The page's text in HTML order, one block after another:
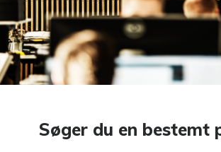
‘Student
Experience’
StudentCenter
Skab en stærk
pre- og
Praktikmål.dk
Søger du en bestemt